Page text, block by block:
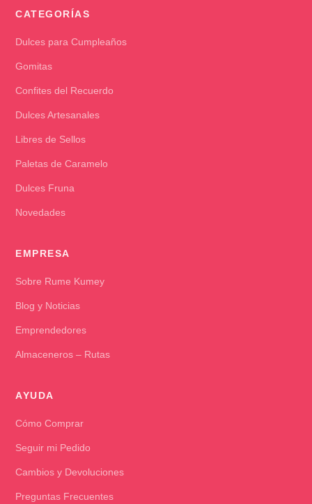
CATEGORÍAS
Dulces para Cumpleaños
Gomitas
Confites del Recuerdo
Dulces Artesanales
Libres de Sellos
Paletas de Caramelo
Dulces Fruna
Novedades
EMPRESA
Sobre Rume Kumey
Blog y Noticias
Emprendedores
Almaceneros – Rutas
AYUDA
Cómo Comprar
Seguir mi Pedido
Cambios y Devoluciones
Preguntas Frecuentes